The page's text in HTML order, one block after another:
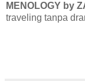
MENOLOGY by
traveling tanpa